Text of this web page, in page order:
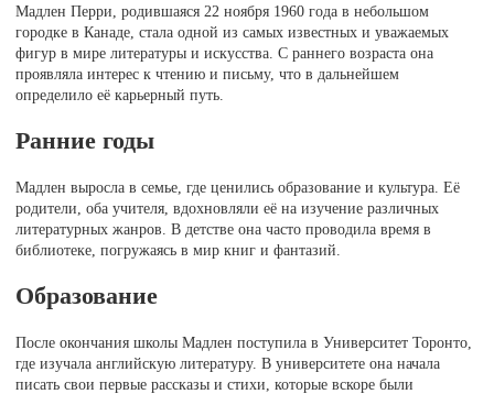
Мадлен Перри, родившаяся 22 ноября 1960 года в небольшом
городке в Канаде, стала одной из самых известных и уважаемых
фигур в мире литературы и искусства. С раннего возраста она
проявляла интерес к чтению и письму, что в дальнейшем
определило её карьерный путь.
Ранние годы
Мадлен выросла в семье, где ценились образование и культура. Её
родители, оба учителя, вдохновляли её на изучение различных
литературных жанров. В детстве она часто проводила время в
библиотеке, погружаясь в мир книг и фантазий.
Образование
После окончания школы Мадлен поступила в Университет Торонто,
где изучала английскую литературу. В университете она начала
писать свои первые рассказы и стихи, которые вскоре были